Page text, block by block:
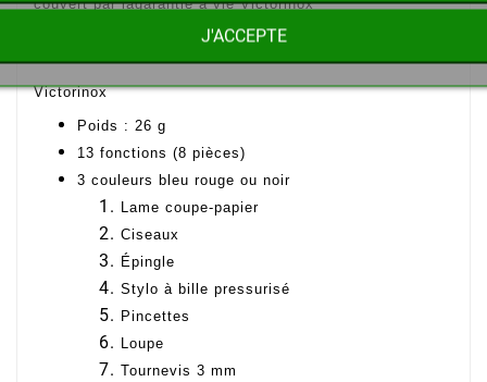
couvert par lagarantie à vie Victorinox
Caractéristiques et fonctions du de la Swiss Card Lite
Victorinox
Poids : 26 g
13 fonctions (8 pièces)
3 couleurs bleu rouge ou noir
Lame coupe-papier
Ciseaux
Épingle
Stylo à bille pressurisé
Pincettes
Loupe
Tournevis 3 mm
J'ACCEPTE